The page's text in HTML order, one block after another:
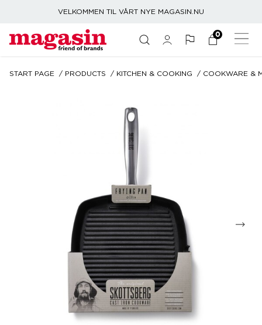
VELKOMMEN TIL VÅRT NYE MAGASIN.NU
0
START PAGE PRODUCTS KITCHEN & COOKING COOKWARE &